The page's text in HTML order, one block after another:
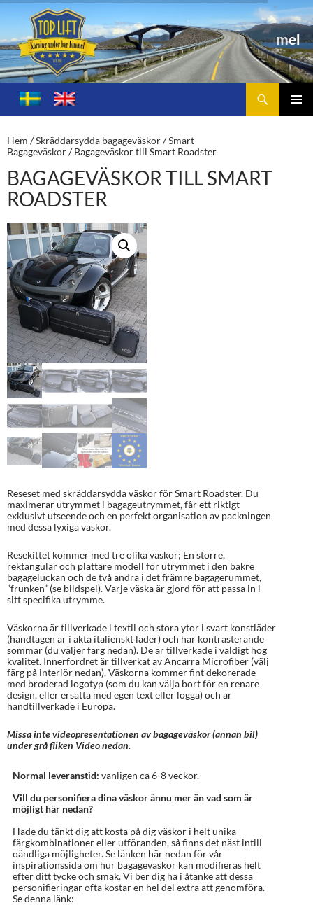
Toplift.se – för körning under bar himmel
HOPPA
TILL
Hem /Skräddarsydda bagageväskor/Smart
Bagageväskor/ Bagageväskor till Smart Roadster
BAGAGEVÄSKOR TILL SMART
ROADSTER
Reseset med skräddarsydda väskor för Smart Roadster. Du
maximerar utrymmet i bagageutrymmet, får ett riktigt
exklusivt utseende och en perfekt organisation av packningen
med dessa lyxiga väskor.
Resekittet kommer med tre olika väskor; En större,
rektangulär och plattare modell för utrymmet i den bakre
bagageluckan och de två andra i det främre bagagerummet,
”frunken” (se bildspel). Varje väska är gjord för att passa in i
sitt specifika utrymme.
Väskorna är tillverkade i textil och stora ytor i svart konstläder
(handtagen är i äkta italienskt läder) och har kontrasterande
sömmar (du väljer färg nedan). De är tillverkade i väldigt hög
kvalitet. Innerfordret är tillverkat av Ancarra Microfiber (välj
färg på interiör nedan). Väskorna kommer fint dekorerade
med broderad logotyp (som du kan välja bort för en renare
design, eller ersätta med egen text eller logga) och är
handtillverkade i Europa.
Missa inte videopresentationen av bagageväskor (annan bil)
under grå fliken Video nedan.
Normal leveranstid: vanligen ca 6-8 veckor.
Vill du personifiera dina väskor ännu mer än vad som är
möjligt här nedan?
Hade du tänkt dig att kosta på dig väskor i helt unika
färgkombinationer eller utföranden, så finns det näst intill
oändliga möjligheter. Se länken här nedan för vår
inspirationssida om hur bagageväskor kan modifieras helt
efter ditt tycke och smak. Vi ber dig ha i åtanke att dessa
personifieringar ofta kostar en hel del extra att genomföra.
Se denna länk: